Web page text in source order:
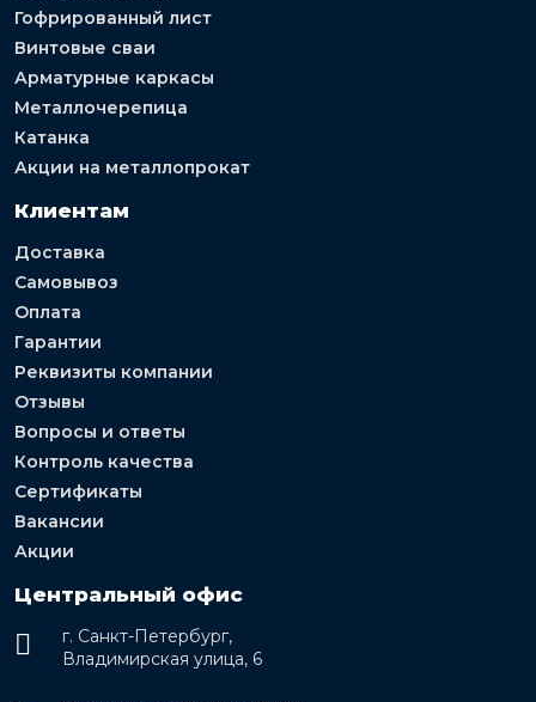
Гофрированный лист
Винтовые сваи
Арматурные каркасы
Металлочерепица
Катанка
Акции на металлопрокат
Клиентам
Доставка
Самовывоз
Оплата
Гарантии
Реквизиты компании
Отзывы
Вопросы и ответы
Контроль качества
Сертификаты
Вакансии
Акции
Центральный офис
г. Санкт-Петербург,
Владимирская улица, 6